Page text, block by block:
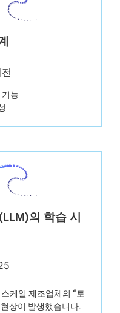
능
의 학습 시
케일 제조업체의 “토
상이 발생했습니다.